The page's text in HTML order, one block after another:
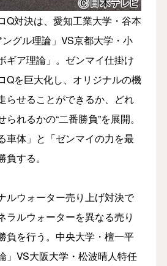
Q対決は、愛知工業大学・谷本
グル理論」VS京都大学・小
ギア理論」。ゼンマイ仕掛け
Qを巨大化し、オリジナルの機
らせることができるか、どれ
れるかの“二番勝負”を展開。
車体」と「ゼンマイの力を最
する。
ルウォーター売り上げ対決で
ラルウォーターを異なる売り
負を行う。中央大学・檀一平
」VS大阪大学・松波晴人特任